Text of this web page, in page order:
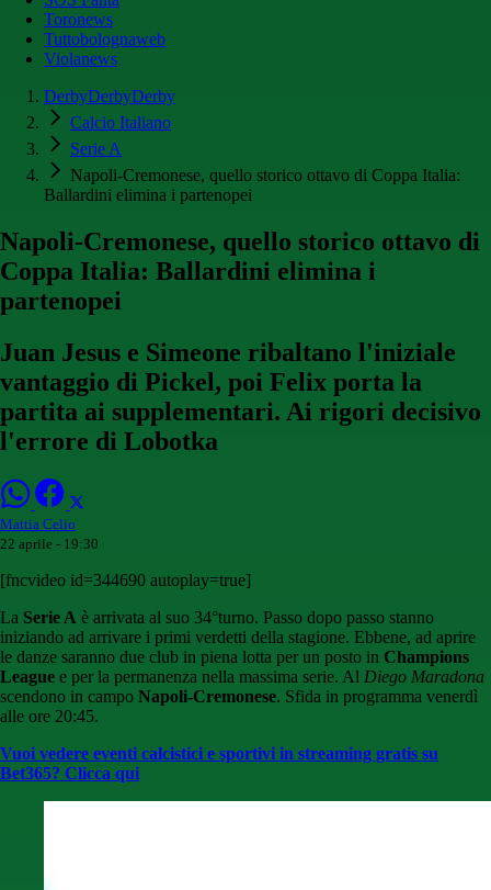
Toronews
Tuttobolognaweb
Violanews
DerbyDerbyDerby
Calcio Italiano
Serie A
Napoli-Cremonese, quello storico ottavo di Coppa Italia:
Ballardini elimina i partenopei
Napoli-Cremonese, quello storico ottavo di
Coppa Italia: Ballardini elimina i
partenopei
Juan Jesus e Simeone ribaltano l'iniziale
vantaggio di Pickel, poi Felix porta la
partita ai supplementari. Ai rigori decisivo
l'errore di Lobotka
Mattia Celio
22 aprile - 19:30
[fncvideo id=344690 autoplay=true]
La Serie A è arrivata al suo 34°turno. Passo dopo passo stanno
iniziando ad arrivare i primi verdetti della stagione. Ebbene, ad aprire
le danze saranno due club in piena lotta per un posto in Champions
League e per la permanenza nella massima serie. Al Diego Maradona
scendono in campo Napoli-Cremonese. Sfida in programma venerdì
alle ore 20:45.
Vuoi vedere eventi calcistici e sportivi in streaming gratis su
Bet365? Clicca qui